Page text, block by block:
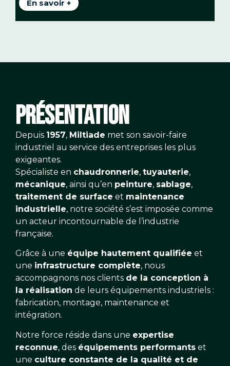
En savoir +
PRÉSENTATION
Depuis 1957, Miltiade met son savoir-faire
industriel au service des entreprises les plus
exigeantes.
Spécialiste en chaudronnerie, tuyauterie,
mécanique, ainsi qu’en peinture, sablage,
traitement de surface et maintenance
industrielle, notre société s’est imposée comme
un acteur incontournable de l’industrie
française.
Grâce à une équipe hautement qualifiée et
une infrastructure complète, nous
accompagnons nos clients de la conception à
la réalisation de leurs équipements industriels :
fabrication, montage, maintenance et
intégration.
Notre force réside dans une expertise
reconnue, des équipements performants et
une culture constante de la qualité et de